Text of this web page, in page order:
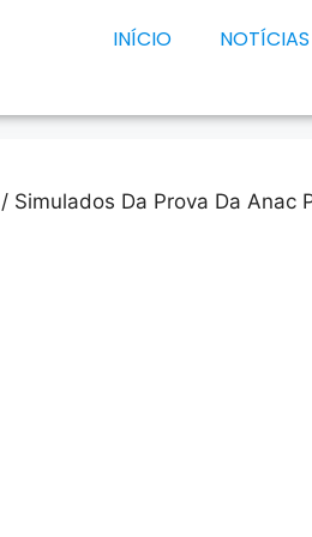
INÍCIO NOTÍCIAS
/ Simulados Da Prova Da Anac